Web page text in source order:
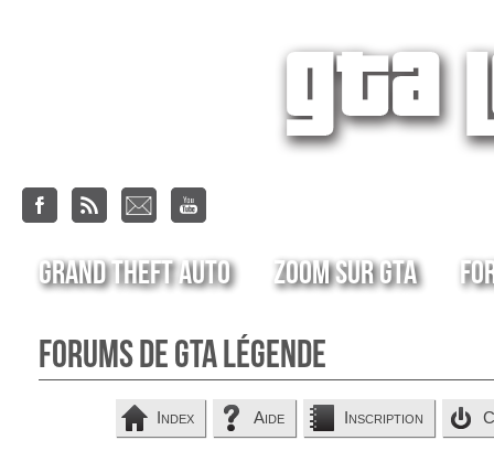
Grand Theft Auto Zoom sur GTA
Forums de GTA Légende
Index Aide Inscription